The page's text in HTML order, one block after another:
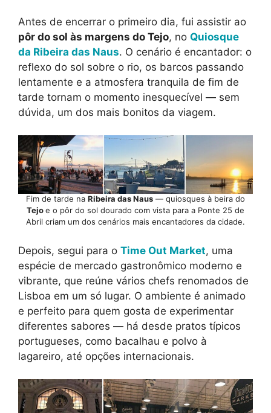
Antes de encerrar o primeiro dia, fui assistir ao
pôr do sol às margens do Tejo, no Quiosque
da Ribeira das Naus. O cenário é encantador: o
reflexo do sol sobre o rio, os barcos passando
lentamente e a atmosfera tranquila de fim de
tarde tornam o momento inesquecível — sem
dúvida, um dos mais bonitos da viagem.
Fim de tarde na Ribeira das Naus — quiosques à beira do
Tejoe o pôr do sol dourado com vista para a Ponte 25 de
Abril criam um dos cenários mais encantadores da cidade.
Depois, segui para o Time Out Market, uma
espécie de mercado gastronômico moderno e
vibrante, que reúne vários chefs renomados de
Lisboa em um só lugar. O ambiente é animado
e perfeito para quem gosta de experimentar
diferentes sabores — há desde pratos típicos
portugueses, como bacalhau e polvo à
lagareiro, até opções internacionais.